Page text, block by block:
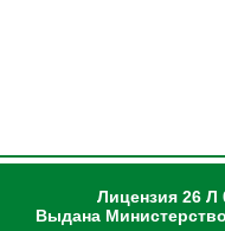
Лицензия 26 Л
Выдана